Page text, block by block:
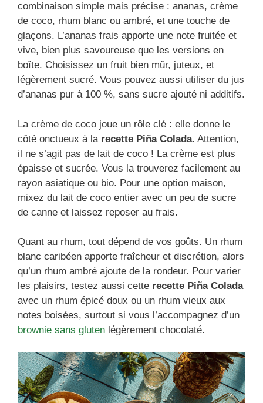
combinaison simple mais précise : ananas, crème
de coco, rhum blanc ou ambré, et une touche de
glaçons. L’ananas frais apporte une note fruitée et
vive, bien plus savoureuse que les versions en
boîte. Choisissez un fruit bien mûr, juteux, et
légèrement sucré. Vous pouvez aussi utiliser du jus
d’ananas pur à 100 %, sans sucre ajouté ni additifs.
La crème de coco joue un rôle clé : elle donne le
côté onctueux à la recette Piña Colada. Attention,
il ne s’agit pas de lait de coco ! La crème est plus
épaisse et sucrée. Vous la trouverez facilement au
rayon asiatique ou bio. Pour une option maison,
mixez du lait de coco entier avec un peu de sucre
de canne et laissez reposer au frais.
Quant au rhum, tout dépend de vos goûts. Un rhum
blanc caribéen apporte fraîcheur et discrétion, alors
qu’un rhum ambré ajoute de la rondeur. Pour varier
les plaisirs, testez aussi cette recette Piña Colada
avec un rhum épicé doux ou un rhum vieux aux
notes boisées, surtout si vous l’accompagnez d’un
brownie sans gluten légèrement chocolaté.